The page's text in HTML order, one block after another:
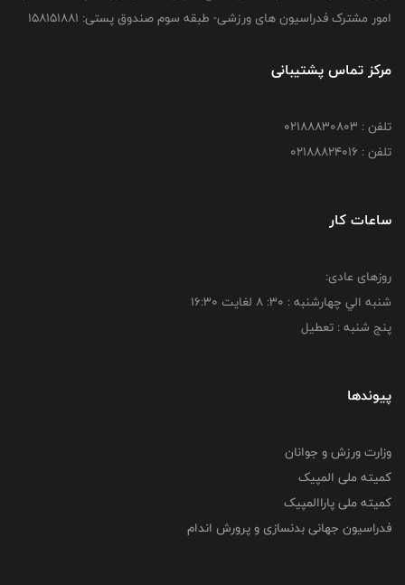
امور مشترک فدراسیون های ورزشی- طبقه سوم صندوق پستی: 158151881
مرکز تماس پشتیبانی
تلفن : 02188830803
تلفن : 02188824016
ساعات کار
روزهای عادی:
شنبه الي چهارشنبه : 30: 8 لغايت 16:30
پنج شنبه : تعطیل
پیوندها
وزارت ورزش و جوانان
کمیته ملی المپیک
کمیته ملی پاراالمپیک
فدراسیون جهانی بدنسازی و پرورش اندام